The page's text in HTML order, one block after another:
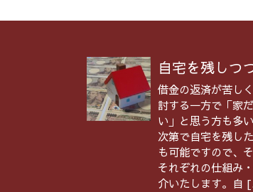
自宅を残しつ
借金の返済が苦し
討する一方で「家
い」と思う方も多
次第で自宅を残し
も可能ですので、
それぞれの仕組み
介いたします。